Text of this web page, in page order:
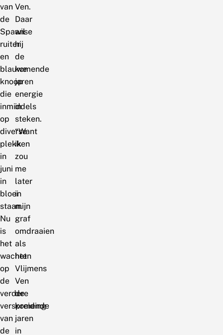
van
de
Spaanse
ruiter
en
blauwe
knoop
die
inmiddels
op
diverse
plekken
in
juni
in
bloei
staan.
Nu
is
het
wachten
op
de
verdere
verspreiding
van
de
Ven.
Daar
wil
hij
de
komende
jaren
energie
in
steken.
“Want
ik
zou
me
later
in
mijn
graf
omdraaien
als
het
Vlijmens
Ven
de
komende
jaren
in